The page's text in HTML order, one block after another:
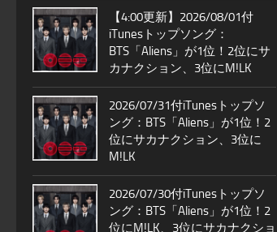
【4:00更新】2026/08/01付
iTunesトップソング：
BTS「Aliens」が1位！2位にサ
カナクション、3位にM!LK
2026/07/31付iTunesトップソ
ング：BTS「Aliens」が1位！2
位にサカナクション、3位に
M!LK
2026/07/30付iTunesトップソ
ング：BTS「Aliens」が1位！2
位にM!LK、3位にサカナクショ